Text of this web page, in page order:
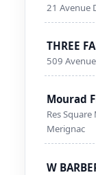
21 Avenue
THREE
509
Mourad
Res
Merignac
W